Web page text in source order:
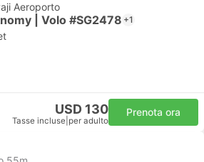
Aeroporto
| Volo #SG2478 +1
USD 130
Tasse incluse per adulto
Prenota ora